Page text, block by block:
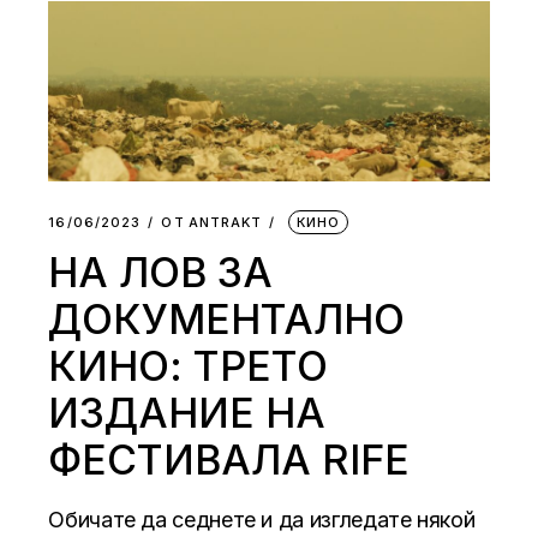
16/06/2023 ОТ АNTRAKT КИНО
НА ЛОВ ЗА
ДОКУМЕНТАЛНО
КИНО: ТРЕТО
ИЗДАНИЕ НА
ФЕСТИВАЛА RIFE
Обичате да седнете и да изгледате някой